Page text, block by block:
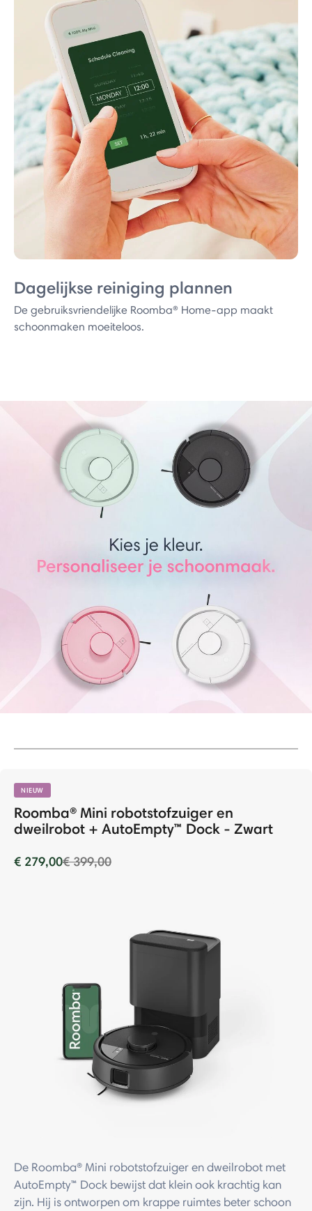
Dagelijkse reiniging plannen
De gebruiksvriendelijke Roomba® Home-app maakt
schoonmaken moeiteloos.
NIEUW
Roomba® Mini robotstofzuiger en
dweilrobot + AutoEmpty™ Dock - Zwart
€ 279,00Price reduced from
€ 399,00to
De Roomba® Mini robotstofzuiger en dweilrobot met
AutoEmpty™ Dock bewijst dat klein ook krachtig kan
zijn. Hij is ontworpen om krappe ruimtes beter schoon